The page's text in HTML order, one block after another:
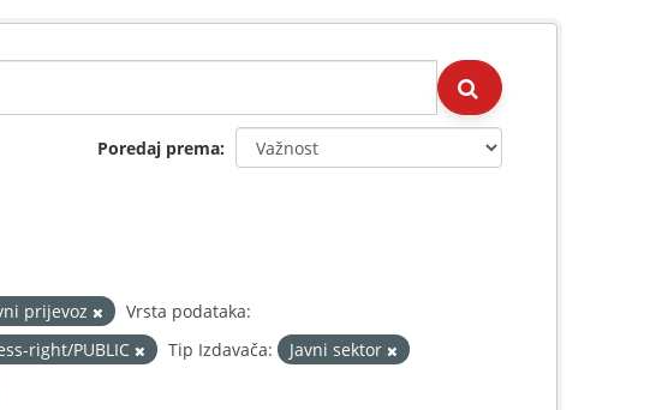
Poredaj prema
prijevoz
Vrsta podataka:
right/PUBLIC
Tip Izdavača:
Javni sektor